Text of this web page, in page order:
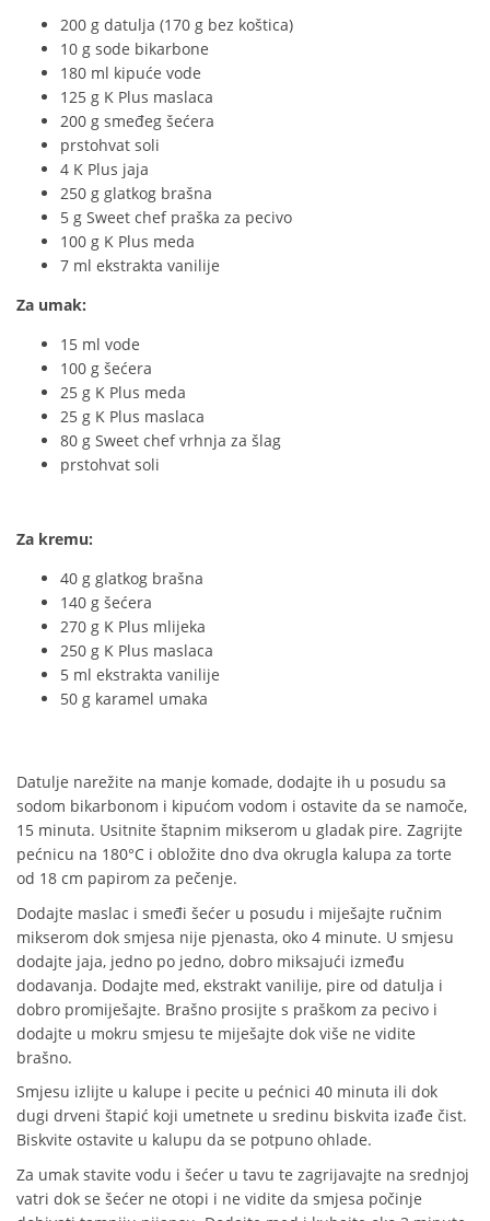
200 g datulja (170 g bez koštica)
10 g sode bikarbone
180 ml kipuće vode
125 g K Plus maslaca
200 g smeđeg šećera
prstohvat soli
4 K Plus jaja
250 g glatkog brašna
5 g Sweet chef praška za pecivo
100 g K Plus meda
7 ml ekstrakta vanilije
Za umak:
15 ml vode
100 g šećera
25 g K Plus meda
25 g K Plus maslaca
80 g Sweet chef vrhnja za šlag
prstohvat soli
Za kremu:
40 g glatkog brašna
140 g šećera
270 g K Plus mlijeka
250 g K Plus maslaca
5 ml ekstrakta vanilije
50 g karamel umaka
Datulje narežite na manje komade, dodajte ih u posudu sa
sodom bikarbonom i kipućom vodom i ostavite da se namoče,
15 minuta. Usitnite štapnim mikserom u gladak pire. Zagrijte
pećnicu na 180°C i obložite dno dva okrugla kalupa za torte
od 18 cm papirom za pečenje.
Dodajte maslac i smeđi šećer u posudu i miješajte ručnim
mikserom dok smjesa nije pjenasta, oko 4 minute. U smjesu
dodajte jaja, jedno po jedno, dobro miksajući između
dodavanja. Dodajte med, ekstrakt vanilije, pire od datulja i
dobro promiješajte. Brašno prosijte s praškom za pecivo i
dodajte u mokru smjesu te miješajte dok više ne vidite
brašno.
Smjesu izlijte u kalupe i pecite u pećnici 40 minuta ili dok
dugi drveni štapić koji umetnete u sredinu biskvita izađe čist.
Biskvite ostavite u kalupu da se potpuno ohlade.
Za umak stavite vodu i šećer u tavu te zagrijavajte na srednjoj
vatri dok se šećer ne otopi i ne vidite da smjesa počinje